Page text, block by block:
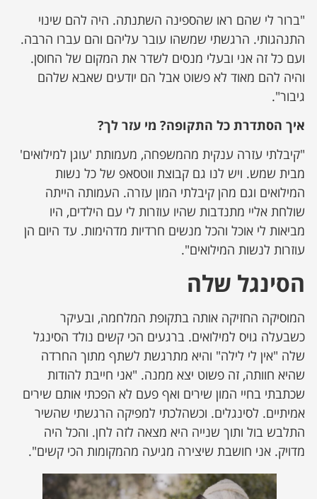
"ברור לי שהם ראו שהספינה השתנתה. היה להם שינוי
התנהגותי. הרגשתי שמשהו עובר עליהם והם עברו הרבה.
ועם כל זה אני ובעלי מנסים לשדר את המקום של החוסן.
והיה להם מאוד לא פשוט אבל הם יודעים שאבא שלהם
גיבור".
איך הסתדרת כל התקופה? מי עזר לך?
"קיבלתי עזרה ענקית מהמשפחה, מעמותת 'עוגן למילואים'
מבית שמש. ויש לנו גם קבוצת ווטסאפ של כל נשות
המילואים וגם מהן קיבלתי המון עזרה. העמותה הייתה
שולחת אליי מתנדבות שהיו עוזרות לי עם הילדים, היו
מביאות לי אוכל והכל מנשים חרדיות מדהימות. עד היום הן
עוזרות לנשות המילואים".
הסינגל שלה
המוסיקה החזיקה אותה בתקופת המלחמה, ובעיקר
כשבעלה גויס למילואים. ברגעים הכי קשים נולד הסינגל
שלה "אין לי לילה" והיא מתרגשת לשתף מתוך החרדה
שהיא חוותה, זה פשוט יצא ממנה. "אני חייבת להודות
שכתבתי בחיי המון שירים ואף פעם לא הפכתי אותם שירים
אמיתיים. לסינגלים. וכשהלכתי למפיקה הרגשתי שהשיר
התלבש בול ותוך שנייה היא מצאה לזה לחן. והכל היה
מדויק. אני חושבת שיצירה מגיעה מהמקומות הכי קשים".